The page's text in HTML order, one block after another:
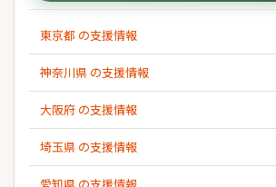
東京都 の支援情報
神奈川県 の支援情報
大阪府 の支援情報
埼玉県 の支援情報